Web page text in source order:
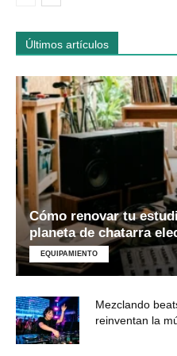
Últimos artículos
Cómo renovar tu
planeta de chatarra
EQUIPAMIENTO
Mezclando
reinventan la